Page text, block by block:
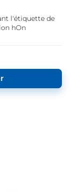
l'étiquette de
hOn